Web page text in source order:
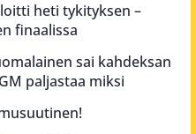
heti tykityksen –
finaalissa
sai kahdeksan
paljastaa miksi